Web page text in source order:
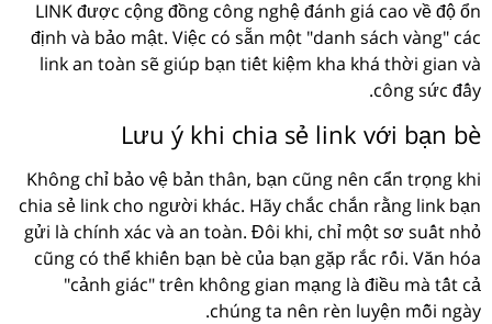
LINK được cộng đồng công nghệ đánh giá cao về độ ổn
định và bảo mật. Việc có sẵn một "danh sách vàng" các
link an toàn sẽ giúp bạn tiết kiệm kha khá thời gian và
công sức đấy.
Lưu ý khi chia sẻ link với bạn bè
Không chỉ bảo vệ bản thân, bạn cũng nên cẩn trọng khi
chia sẻ link cho người khác. Hãy chắc chắn rằng link bạn
gửi là chính xác và an toàn. Đôi khi, chỉ một sơ suất nhỏ
cũng có thể khiến bạn bè của bạn gặp rắc rối. Văn hóa
"cảnh giác" trên không gian mạng là điều mà tất cả
chúng ta nên rèn luyện mỗi ngày.